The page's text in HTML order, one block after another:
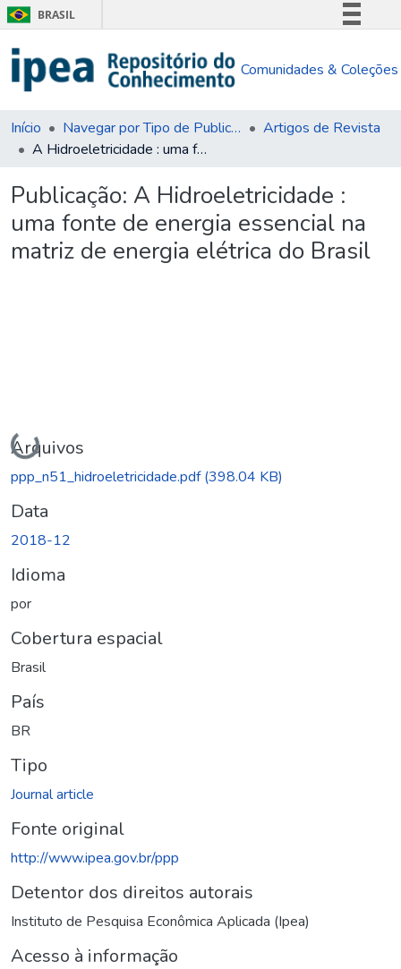
BRASIL
Comunica BR
Acesso à informação
Comunidades & Coleções
Início Navegar por Tipo de Publicação
Artigos de Revista
A Hidroeletricidade : uma fonte de energia essencial na matriz de energia elétrica do Brasil
Publicação: A Hidroeletricidade :
uma fonte de energia essencial na
matriz de energia elétrica do Brasil
Carregando...
Arquivos
ppp_n51_hidroeletricidade.pdf(398.04 KB)
Data
2018-12
Idioma
por
Cobertura espacial
Brasil
País
BR
Tipo
Journal article
Fonte original
http://www.ipea.gov.br/ppp
Detentor dos direitos autorais
Instituto de Pesquisa Econômica Aplicada (Ipea)
Acesso à informação